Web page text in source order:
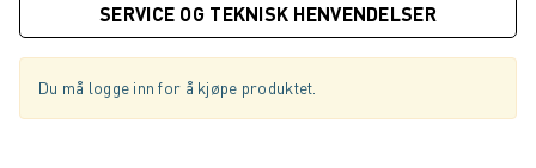
SERVICE OG TEKNISK HENVENDELSER
Du må logge inn for å kjøpe produktet.